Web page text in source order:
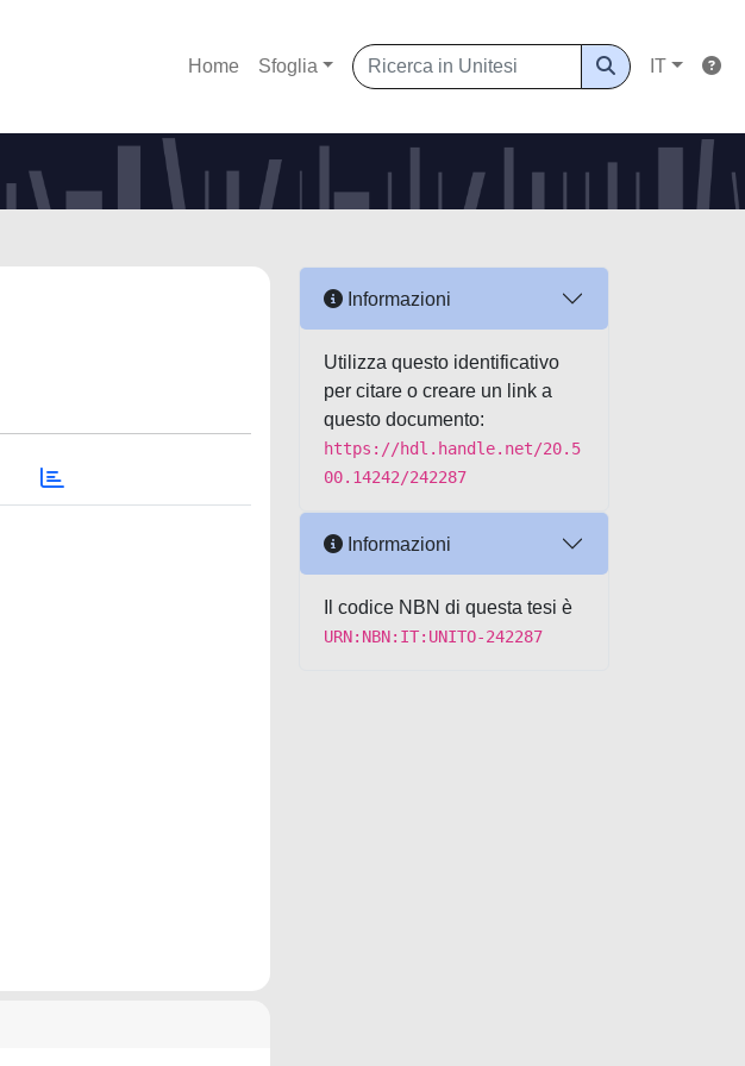
Home Sfoglia IT
Informazioni
Utilizza questo identificativo
per citare o creare un link a
questo documento:
https://hdl.handle.net/20.5
00.14242/242287
Informazioni
Il codice NBN di questa tesi è
URN:NBN:IT:UNITO-242287